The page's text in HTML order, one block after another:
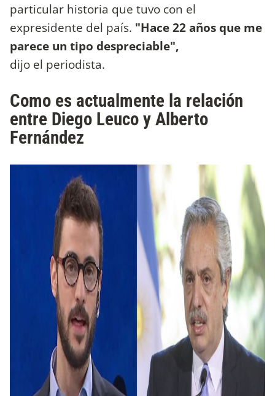
particular historia que tuvo con el
expresidente del país. "Hace 22 años que me
parece un tipo despreciable",
dijo el periodista.
Como es actualmente la relación
entre Diego Leuco y Alberto
Fernández